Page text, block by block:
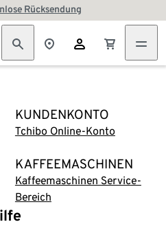
Rücksendung
KUNDENKONTO
Tchibo Online-Konto
KAFFEEMASCHINEN
Kaffeemaschinen Service-
Bereich